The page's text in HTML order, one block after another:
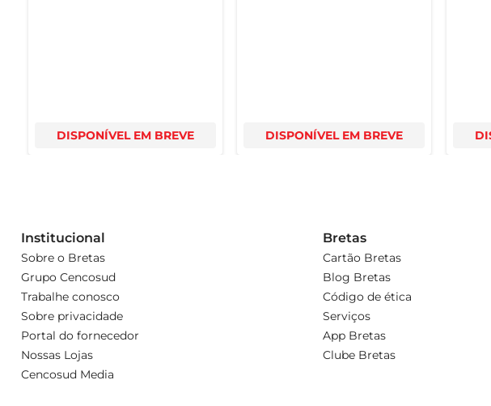
DISPONÍVEL EM BREVE DISPONÍVEL EM BREVE
Institucional
Sobre o Bretas
Grupo Cencosud
Trabalhe conosco
Sobre privacidade
Portal do fornecedor
Nossas Lojas
Cencosud Media
Bretas
Cartão Bretas
Blog Bretas
Código de ética
Serviços
App Bretas
Clube Bretas